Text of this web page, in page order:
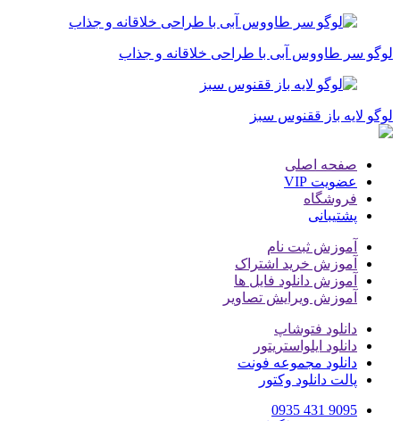
لوگو سر طاووس آبی با طراحی خلاقانه و جذاب
لوگو لایه باز ققنوس سبز
صفحه اصلی
عضویت VIP
فروشگاه
پشتیبانی
آموزش ثبت نام
آموزش خرید اشتراک
آموزش دانلود فایل ها
آموزش ویرایش تصاویر
دانلود فتوشاپ
دانلود ایلواستریتور
دانلود مجموعه فونت
پالت دانلود وکتور
9095 431 0935